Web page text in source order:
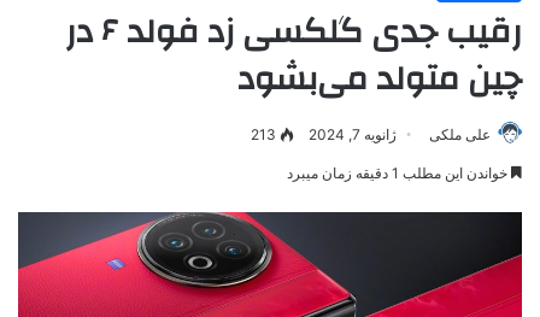
رقیب جدی گلکسی زد فولد ۶ در
چین متولد می‌بشود
علی ملکی ژانویه 7, 2024 213
خواندن این مطلب 1 دقیقه زمان میبرد